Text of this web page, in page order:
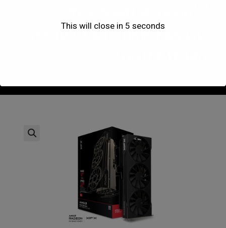
RX9070 XT Triple Fan OC
This will close in 5 seconds